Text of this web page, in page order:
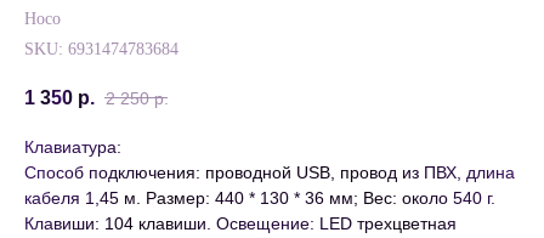
Hoco
SKU: 6931474783684
1 350 р. 2 250 р.
Клавиатура:
Способ подключения: проводной USB, провод из ПВХ, длина
кабеля 1,45 м. Размер: 440 * 130 * 36 мм; Вес: около 540 г.
Клавиши: 104 клавиши. Освещение: LED трехцветная